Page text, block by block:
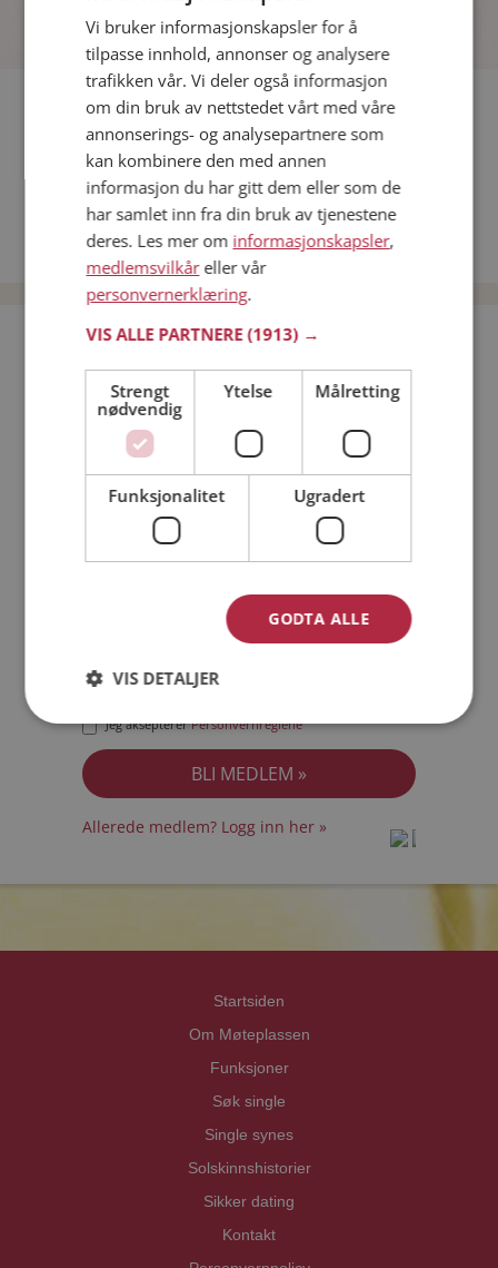
Fler single
Andre single fra Sauda
Menn fra Sauda
Date kvinner i Norge
Date menn i Norge
Bli medlem gratis!
Jeg er en:
Jeg akseptererPersonvernreglene
Allerede medlem? Logg inn her »
Startsiden
Om Møteplassen
Funksjoner
Søk single
Single synes
Solskinnshistorier
Sikker dating
Kontakt
Vi bruker informasjonskapsler for å
tilpasse innhold, annonser og analysere
trafikken vår. Vi deler også informasjon
om din bruk av nettstedet vårt med våre
annonserings- og analysepartnere som
kan kombinere den med annen
informasjon du har gitt dem eller som de
har samlet inn fra din bruk av tjenestene
deres. Les mer om informasjonskapsler,
medlemsvilkåreller vår
personvernerklæring.
VIS ALLE PARTNERE(1913) →
Strengt
nødvendig
Ytelse Målretting
Funksjonalitet Ugradert
GODTA ALLE
VIS DETALJER